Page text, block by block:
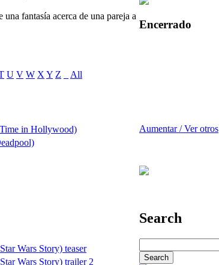
fantasía acerca de una pareja a
U V W X Y Z
All
in Hollywood)
Wars Story) teaser
Wars Story) trailer 2
Encerrado
Aumentar / Ver otros
Search